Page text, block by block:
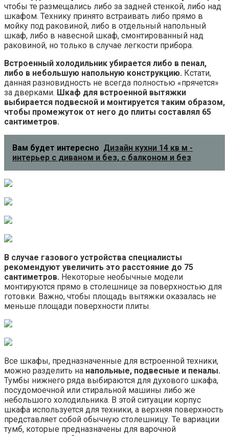
чтобы те размещались либо за задней стенкой, либо над
шкафом. Технику принято встраивать либо прямо в
мойку под раковиной, либо в отдельный напольный
шкаф, либо в навесной шкаф, смонтированный над
раковиной, но только в случае легкости прибора.
Встроенный холодильник убирается либо в пенал,
либо в небольшую напольную конструкцию. Кстати,
данная разновидность не всегда полностью «прячется»
за дверками. Шкаф для встроенной вытяжки
выбирается подвесной и монтируется таким образом,
чтобы промежуток от него до плиты составлял 65
сантиметров.
Вам будет интересно Дизайн кухни 14 кв м -
интерьер с диваном и без, с балконом и без
В случае газового устройства специалисты
рекомендуют увеличить это расстояние до 75
сантиметров. Некоторые необычные модели
монтируются прямо в столешнице за поверхностью для
готовки. Важно, чтобы площадь вытяжки оказалась не
меньше площади поверхности плиты.
Все шкафы, предназначенные для встроенной техники,
можно разделить на напольные, подвесные и пеналы.
Тумбы нижнего ряда выбираются для духового шкафа,
посудомоечной или стиральной машины либо же
небольшого холодильника. В этой ситуации корпус
шкафа используется для техники, а верхняя поверхность
представляет собой обычную столешницу. Те вариации
тумб, которые предназначены для варочной